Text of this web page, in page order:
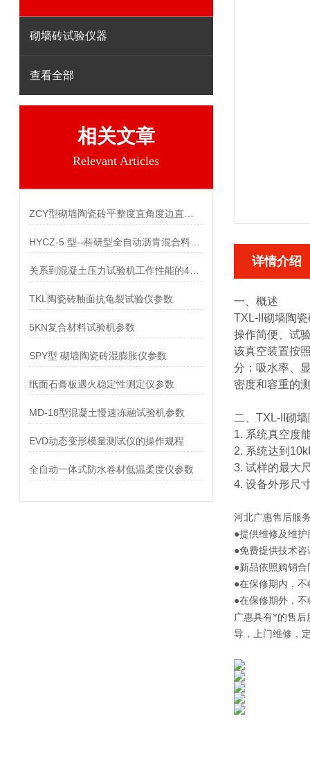
砌墙砖试验仪器
查看全部
相关文章
Relevant Articles
TKL陶瓷砖釉面抗龟裂试验仪参数
5KN复合材料试验机参数
SPY型 砌墙陶瓷砖湿膨胀仪参数
纸面石膏板遇火稳定性测定仪参数
MD-18型混凝土慢速冻融试验机参数
EVD动态变形模量测试仪的操作规程
全自动一体式防水卷材低温柔度仪参数
详情介绍
一、概述
TXL-II砌墙陶
操作简便、试
该真空装置按
分：吸水率、
密度和容重的
二、 TXL-II砌
1. 系统真空度
2. 系统达到
3. 试样的最大
4. 设备外形尺
河北广惠售后服
●提供维修及维
●免费提供技术咨
●新品依照购销
●在保修期内，
●在保修期外，
广惠具有*的售后
导，上门维修，